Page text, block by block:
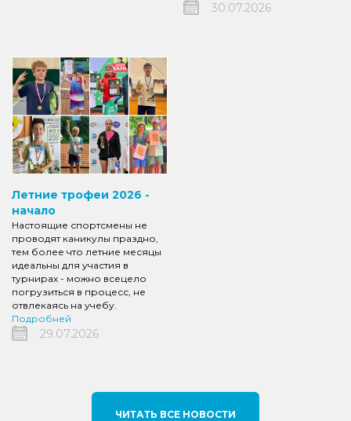
30.07.2026
Летние трофеи 2026 -
начало
Настоящие спортсмены не
проводят каникулы праздно,
тем более что летние месяцы
идеальны для участия в
турнирах - можно всецело
погрузиться в процесс, не
отвлекаясь на учебу.
Подробней
29.07.2026
ЧИТАТЬ ВСЕ НОВОСТИ